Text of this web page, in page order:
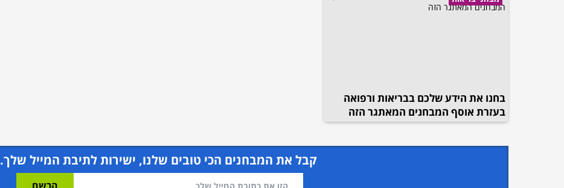
בחנו את הידע שלכם בבריאות ורפואה
בעזרת אוסף המבחנים המאתגר הזה
קבל את המבחנים הכי טובים שלנו, ישירות לתיבת המייל שלך.